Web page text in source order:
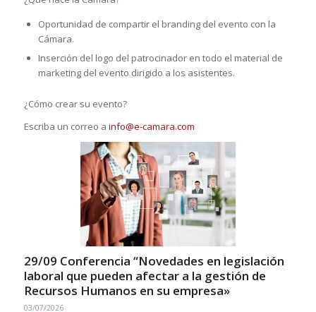
Oportunidad de compartir el branding del evento con la
Cámara.
Inserción del logo del patrocinador en todo el material de
marketing del evento dirigido a los asistentes.
¿Cómo crear su evento?
Escriba un correo a info@e-camara.com
29/09 Conferencia “Novedades en legislación
laboral que pueden afectar a la gestión de
Recursos Humanos en su empresa»
03/07/2026